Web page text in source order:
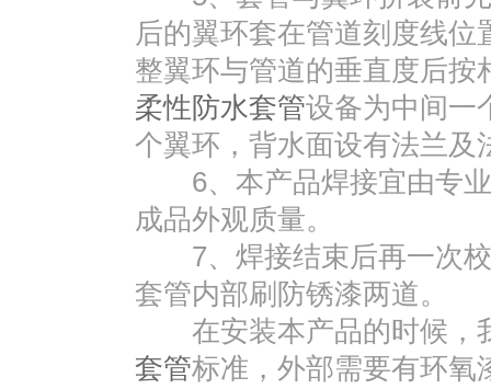
后的翼环套在管道刻度线
整翼环与管道的垂直度后按
柔性防水套管设备为中间一
个翼环，背水面设有法兰及
6、本产品焊接宜由专业
成品外观质量。
7、焊接结束后再一次校
套管内部刷防锈漆两道。
在安装本产品的时候，
套管标准，外部需要有环氧